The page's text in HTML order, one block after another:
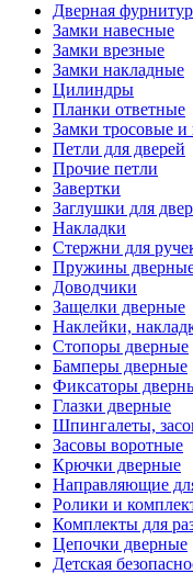
Дверная
Замки навесные
Замки врезные
Замки накладные
Цилиндры
Планки ответные
Замки тросовые
Петли для дверей
Прочие петли
Завертки
Заглушки для
Накладки
Стержни для
Пружины
Доводчики
Защелки дверные
Наклейки,
Стопоры дверные
Бамперы дверные
Фиксаторы
Глазки дверные
Шпингалеты,
Засовы воротные
Крючки дверные
Направляющие
Ролики и
Комплекты для
Цепочки дверные
Детская